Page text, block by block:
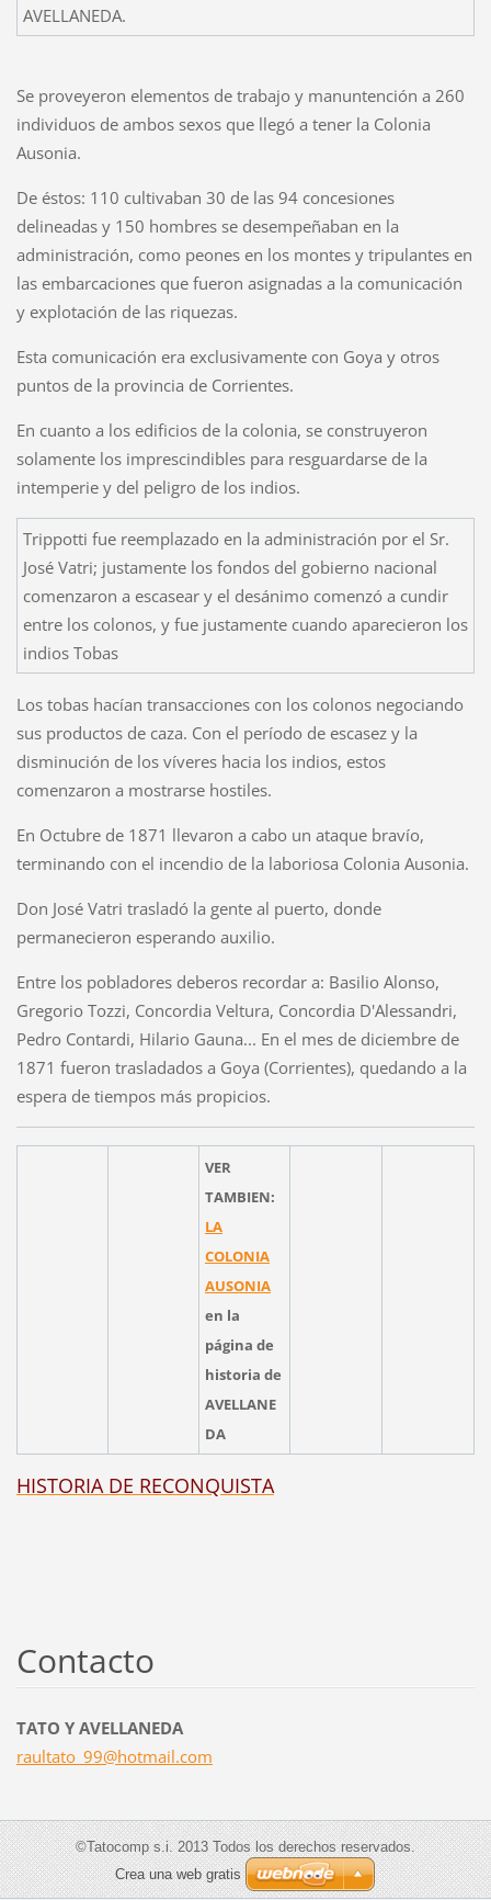
AVELLANEDA.
Se proveyeron elementos de trabajo y manuntención a 260
individuos de ambos sexos que llegó a tener la Colonia
Ausonia.
De éstos: 110 cultivaban 30 de las 94 concesiones
delineadas y 150 hombres se desempeñaban en la
administración, como peones en los montes y tripulantes en
las embarcaciones que fueron asignadas a la comunicación
y explotación de las riquezas.
Esta comunicación era exclusivamente con Goya y otros
puntos de la provincia de Corrientes.
En cuanto a los edificios de la colonia, se construyeron
solamente los imprescindibles para resguardarse de la
intemperie y del peligro de los indios.
Trippotti fue reemplazado en la administración por el Sr.
José Vatri; justamente los fondos del gobierno nacional
comenzaron a escasear y el desánimo comenzó a cundir
entre los colonos, y fue justamente cuando aparecieron los
indios Tobas
Los tobas hacían transacciones con los colonos negociando
sus productos de caza. Con el período de escasez y la
disminución de los víveres hacia los indios, estos
comenzaron a mostrarse hostiles.
En Octubre de 1871 llevaron a cabo un ataque bravío,
terminando con el incendio de la laboriosa Colonia Ausonia.
Don José Vatri trasladó la gente al puerto, donde
permanecieron esperando auxilio.
Entre los pobladores deberos recordar a: Basilio Alonso,
Gregorio Tozzi, Concordia Veltura, Concordia D'Alessandri,
Pedro Contardi, Hilario Gauna... En el mes de diciembre de
1871 fueron trasladados a Goya (Corrientes), quedando a la
espera de tiempos más propicios.
VER
TAMBIEN:
LA
COLONIA
AUSONIA
en la
página de
historia de
AVELLANE
DA
HISTORIA DE RECONQUISTA
Contacto
TATO Y AVELLANEDA
raultato_99@hotmail.com
©Tatocomp s.i. 2013 Todos los derechos reservados.
Crea una web gratis